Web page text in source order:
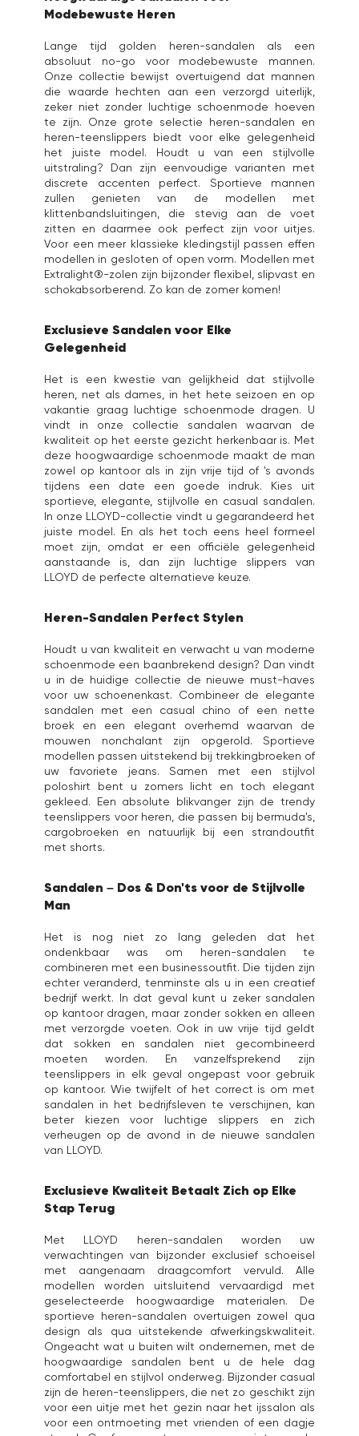
Modebewuste Heren
Lange tijd golden heren-sandalen als een
absoluut no-go voor modebewuste mannen.
Onze collectie bewijst overtuigend dat mannen
die waarde hechten aan een verzorgd uiterlijk,
zeker niet zonder luchtige schoenmode hoeven
te zijn. Onze grote selectie heren-sandalen en
heren-teenslippers biedt voor elke gelegenheid
het juiste model. Houdt u van een stijlvolle
uitstraling? Dan zijn eenvoudige varianten met
discrete accenten perfect. Sportieve mannen
zullen genieten van de modellen met
klittenbandsluitingen, die stevig aan de voet
zitten en daarmee ook perfect zijn voor uitjes.
Voor een meer klassieke kledingstijl passen effen
modellen in gesloten of open vorm. Modellen met
Extralight®-zolen zijn bijzonder flexibel, slipvast en
schokabsorberend. Zo kan de zomer komen!
Exclusieve Sandalen voor Elke
Gelegenheid
Het is een kwestie van gelijkheid dat stijlvolle
heren, net als dames, in het hete seizoen en op
vakantie graag luchtige schoenmode dragen. U
vindt in onze collectie sandalen waarvan de
kwaliteit op het eerste gezicht herkenbaar is. Met
deze hoogwaardige schoenmode maakt de man
zowel op kantoor als in zijn vrije tijd of 's avonds
tijdens een date een goede indruk. Kies uit
sportieve, elegante, stijlvolle en casual sandalen.
In onze LLOYD-collectie vindt u gegarandeerd het
juiste model. En als het toch eens heel formeel
moet zijn, omdat er een officiële gelegenheid
aanstaande is, dan zijn luchtige slippers van
LLOYD de perfecte alternatieve keuze.
Heren-Sandalen Perfect Stylen
Houdt u van kwaliteit en verwacht u van moderne
schoenmode een baanbrekend design? Dan vindt
u in de huidige collectie de nieuwe must-haves
voor uw schoenenkast. Combineer de elegante
sandalen met een casual chino of een nette
broek en een elegant overhemd waarvan de
mouwen nonchalant zijn opgerold. Sportieve
modellen passen uitstekend bij trekkingbroeken of
uw favoriete jeans. Samen met een stijlvol
poloshirt bent u zomers licht en toch elegant
gekleed. Een absolute blikvanger zijn de trendy
teenslippers voor heren, die passen bij bermuda's,
cargobroeken en natuurlijk bij een strandoutfit
met shorts.
Sandalen – Dos & Don'ts voor de Stijlvolle
Man
Het is nog niet zo lang geleden dat het
ondenkbaar was om heren-sandalen te
combineren met een businessoutfit. Die tijden zijn
echter veranderd, tenminste als u in een creatief
bedrijf werkt. In dat geval kunt u zeker sandalen
op kantoor dragen, maar zonder sokken en alleen
met verzorgde voeten. Ook in uw vrije tijd geldt
dat sokken en sandalen niet gecombineerd
moeten worden. En vanzelfsprekend zijn
teenslippers in elk geval ongepast voor gebruik
op kantoor. Wie twijfelt of het correct is om met
sandalen in het bedrijfsleven te verschijnen, kan
beter kiezen voor luchtige slippers en zich
verheugen op de avond in de nieuwe sandalen
van LLOYD.
Exclusieve Kwaliteit Betaalt Zich op Elke
Stap Terug
Met LLOYD heren-sandalen worden uw
verwachtingen van bijzonder exclusief schoeisel
met aangenaam draagcomfort vervuld. Alle
modellen worden uitsluitend vervaardigd met
geselecteerde hoogwaardige materialen. De
sportieve heren-sandalen overtuigen zowel qua
design als qua uitstekende afwerkingskwaliteit.
Ongeacht wat u buiten wilt ondernemen, met de
hoogwaardige sandalen bent u de hele dag
comfortabel en stijlvol onderweg. Bijzonder casual
zijn de heren-teenslippers, die net zo geschikt zijn
voor een uitje met het gezin naar het ijssalon als
voor een ontmoeting met vrienden of een dagje